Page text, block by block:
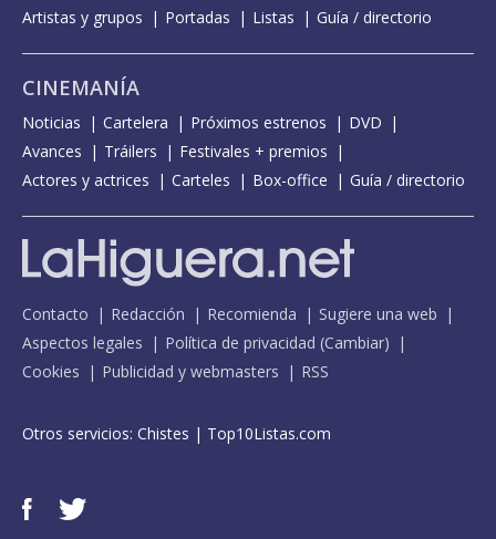
Artistas y grupos
Portadas Listas Guía / directorio
CINEMANÍA
Noticias Cartelera Próximos estrenos
DVD
Avances
Tráilers
Festivales + premios
Actores y actrices
Carteles Box-office Guía / directorio
Contacto Redacción Recomienda
Sugiere una web
Aspectos legales
Política de privacidad (Cambiar)
Cookies
Publicidad y webmasters RSS
Otros servicios: Chistes | Top10Listas.com